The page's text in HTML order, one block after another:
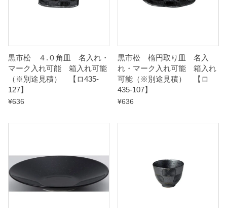
ロ
4
3
5
7
】
黒市松 ４.０角皿 名入れ・
マーク入れ可能 箱入れ可能
（※別途見積） 【ロ435-
127】
¥636
黒市松 楕円取り皿 名入
れ・マーク入れ可能 箱入れ
可能（※別途見積） 【ロ
435-107】
¥636